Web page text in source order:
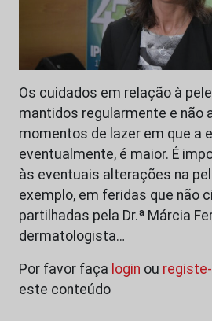
Os cuidados em relação à
mantidos regularmente e não
momentos de lazer em que a
eventualmente, é maior. É
às eventuais alterações na
exemplo, em feridas que não
partilhadas pela Dr.ª Márcia
dermatologista…
Por favor faça login ou
este conteúdo